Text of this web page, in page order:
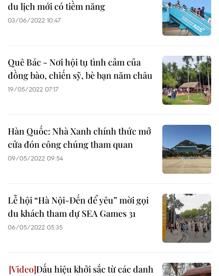
du lịch mới có tiềm năng
03/06/2022 10:47
Quê Bác - Nơi hội tụ tình cảm của
đồng bào, chiến sỹ, bè bạn năm châu
19/05/2022 07:17
Hàn Quốc: Nhà Xanh chính thức mở
cửa đón công chúng tham quan
09/05/2022 09:54
Lễ hội “Hà Nội-Đến để yêu” mời gọi
du khách tham dự SEA Games 31
06/05/2022 05:35
Dấu hiệu khởi sắc từ các danh